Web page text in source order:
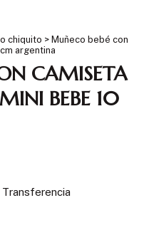
chiquito > Muñeco bebé con
argentina
CAMISETA
BEBE 10